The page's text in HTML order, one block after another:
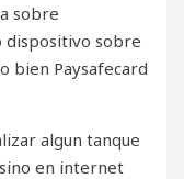
sobre
dispositivo sobre
bien Paysafecard
algun tanque
en internet